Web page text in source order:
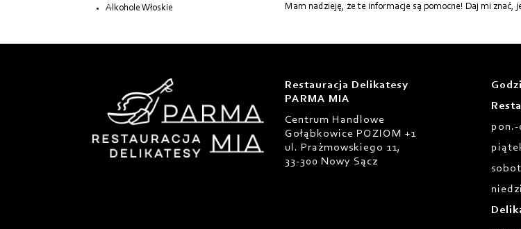
Alkohole Włoskie
Mam nadzieję, że te informacje są pomocne! Daj mi znać,
Restauracja Delikatesy
PARMA MIA
Centrum Handlowe
Gołąbkowice POZIOM +1
ul. Prażmowskiego 11,
33-300 Nowy Sącz
pon.-